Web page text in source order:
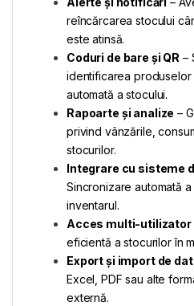
reîncărcarea stocului
este atinsă.
Coduri de bare și QR –
identificarea produselor
automată a stocului.
Rapoarte și analize –
privind vânzările,
stocurilor.
Integrare cu sisteme
Sincronizare automată
inventarul.
Acces multi-utilizator
eficientă a stocurilor în
Export și import de
Excel, PDF sau alte
externă.